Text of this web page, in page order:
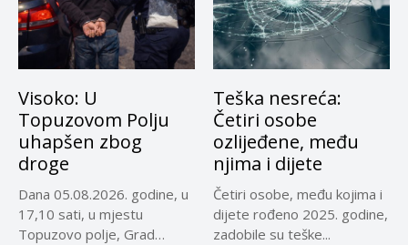
Visoko: U
Topuzovom Polju
uhapšen zbog
droge
Dana 05.08.2026. godine, u
17,10 sati, u mjestu
Topuzovo polje, Grad
Teška nesreća:
Četiri osobe
ozlijeđene, među
njima i dijete
Četiri osobe, među kojima i
dijete rođeno 2025. godine,
zadobile su teške...